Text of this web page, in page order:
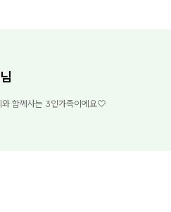
님
와 함께사는 3인가족이에요♡